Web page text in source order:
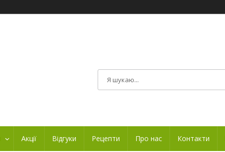
Акції Відгуки Рецепти Про нас Контакти